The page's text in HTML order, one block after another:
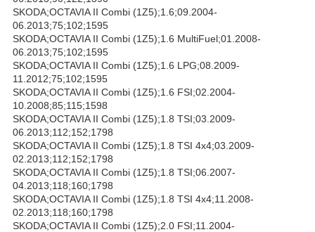
SKODA;OCTAVIA II Combi (1Z5);1.6;09.2004-
06.2013;75;102;1595
SKODA;OCTAVIA II Combi (1Z5);1.6 MultiFuel;01.2008-
06.2013;75;102;1595
SKODA;OCTAVIA II Combi (1Z5);1.6 LPG;08.2009-
11.2012;75;102;1595
SKODA;OCTAVIA II Combi (1Z5);1.6 FSI;02.2004-
10.2008;85;115;1598
SKODA;OCTAVIA II Combi (1Z5);1.8 TSI;03.2009-
06.2013;112;152;1798
SKODA;OCTAVIA II Combi (1Z5);1.8 TSI 4x4;03.2009-
02.2013;112;152;1798
SKODA;OCTAVIA II Combi (1Z5);1.8 TSI;06.2007-
04.2013;118;160;1798
SKODA;OCTAVIA II Combi (1Z5);1.8 TSI 4x4;11.2008-
02.2013;118;160;1798
SKODA;OCTAVIA II Combi (1Z5);2.0 FSI;11.2004-